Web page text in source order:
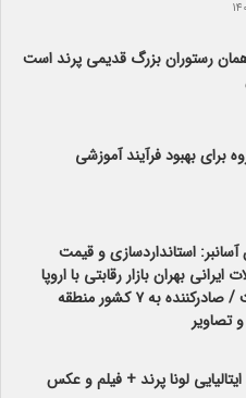
همان رستوران بزرگ قدیمی پرند است
برای بهبود فرآیند آموزشی
آسانبر: استانداردسازی و قیمت
بهران بازار رقابتی با اروپا
ایجاد کرده است / صادرکننده به ۷ کشور منطقه
تصاویر
لونا پرند + فیلم و عکس